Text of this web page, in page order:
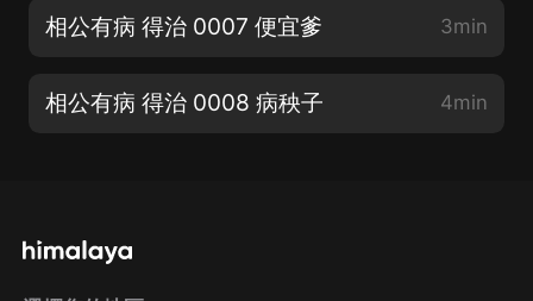
相公有病 得治 0007 便宜爹 3min
相公有病 得治 0008 病秧子 4min